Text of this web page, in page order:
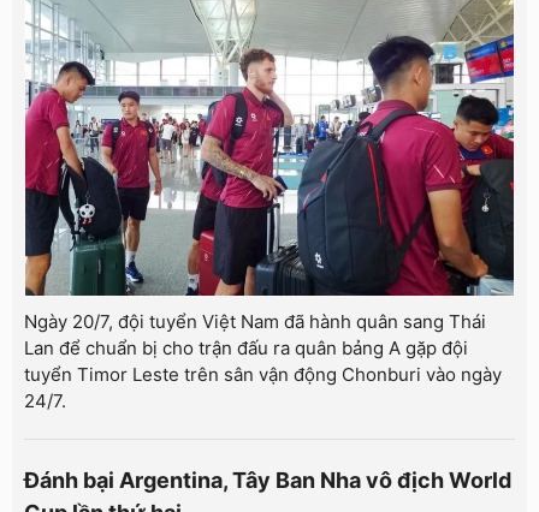
Ngày 20/7, đội tuyển Việt Nam đã hành quân sang Thái
Lan để chuẩn bị cho trận đấu ra quân bảng A gặp đội
tuyển Timor Leste trên sân vận động Chonburi vào ngày
24/7.
Đánh bại Argentina, Tây Ban Nha vô địch World